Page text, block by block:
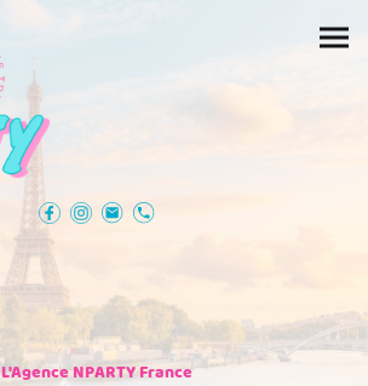
L'Agence NPARTY France